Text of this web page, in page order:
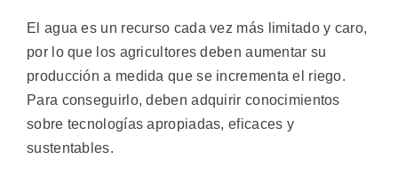
El agua es un recurso cada vez más limitado y caro,
por lo que los agricultores deben aumentar su
producción a medida que se incrementa el riego.
Para conseguirlo, deben adquirir conocimientos
sobre tecnologías apropiadas, eficaces y
sustentables.